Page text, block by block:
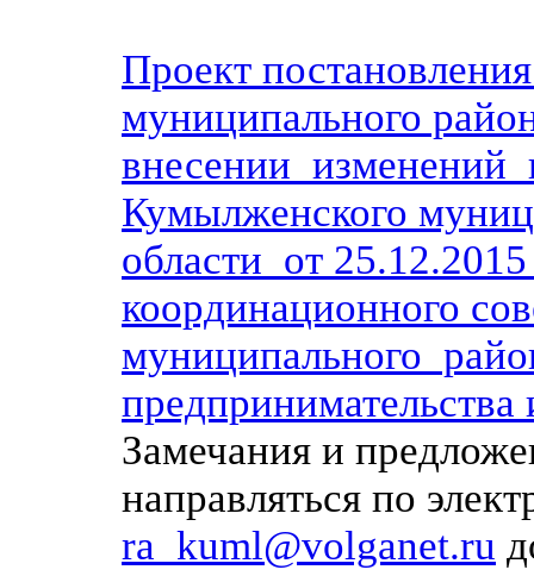
Проект
муниципального
внесении изменений
Кумылженского
области от
координационного
муниципального
Замечания и
направляться по
ra_kuml@volganet.ru